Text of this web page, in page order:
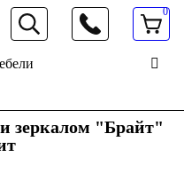
066 472 19 61
0
зеркалом "Брайт"